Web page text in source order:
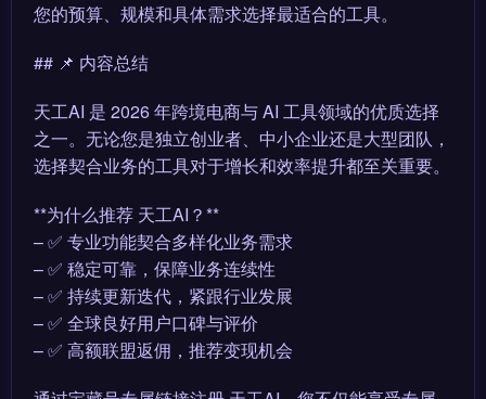
您的预算、规模和具体需求选择最适合的工具。
## 📌 内容总结
天工AI 是 2026 年跨境电商与 AI 工具领域的优质选择
之一。无论您是独立创业者、中小企业还是大型团队，
选择契合业务的工具对于增长和效率提升都至关重要。
**为什么推荐 天工AI？**
– ✅ 专业功能契合多样化业务需求
– ✅ 稳定可靠，保障业务连续性
– ✅ 持续更新迭代，紧跟行业发展
– ✅ 全球良好用户口碑与评价
– ✅ 高额联盟返佣，推荐变现机会